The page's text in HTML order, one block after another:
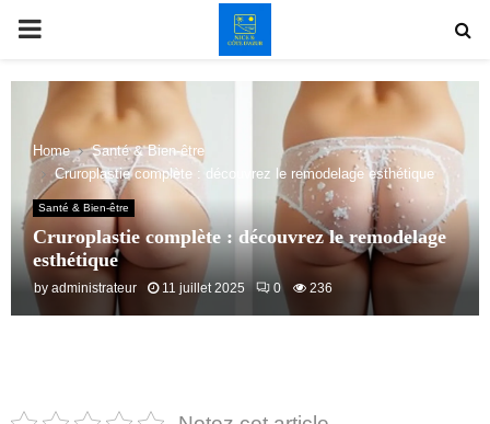
PRIMARY
MENU
Home
Santé & Bien-être
Cruroplastie complète : découvrez le remodelage esthétique
Santé & Bien-être
Cruroplastie complète : découvrez le remodelage
esthétique
by administrateur 11 juillet 2025 0 236